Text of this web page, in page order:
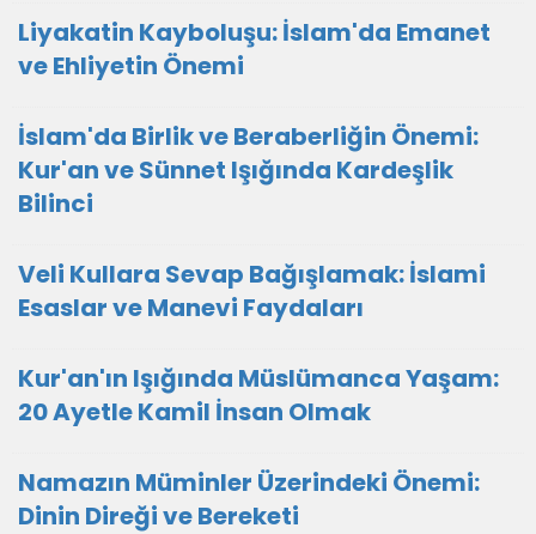
Liyakatin Kayboluşu: İslam'da Emanet
ve Ehliyetin Önemi
İslam'da Birlik ve Beraberliğin Önemi:
Kur'an ve Sünnet Işığında Kardeşlik
Bilinci
Veli Kullara Sevap Bağışlamak: İslami
Esaslar ve Manevi Faydaları
Kur'an'ın Işığında Müslümanca Yaşam:
20 Ayetle Kamil İnsan Olmak
Namazın Müminler Üzerindeki Önemi:
Dinin Direği ve Bereketi